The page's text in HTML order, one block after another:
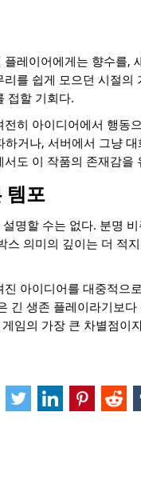
레이어에게는 향수를,
를 쉽게 모으던 시절
접할 기회다.
히 아이디어에서 행동
거나, 서버에서 그냥
도 이 작품의 존재감을
템포
명할 수는 없다. 분명
의미의 깊이는 더 적
아이디어를 대중적으
긴 생존 플레이라기보
임의 가장 큰 차별점이